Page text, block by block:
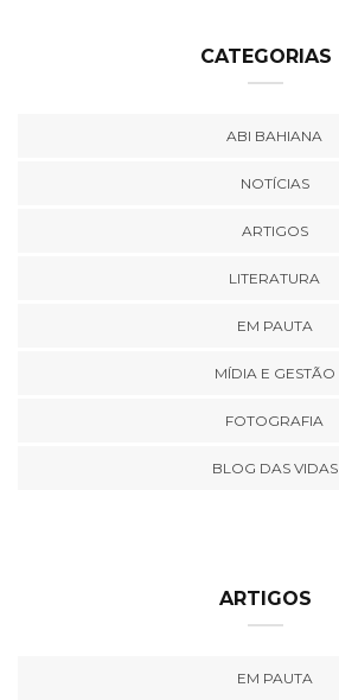
CATEGORIAS
ABI BAHIANA
NOTÍCIAS
ARTIGOS
LITERATURA
EM PAUTA
MÍDIA E GESTÃO
FOTOGRAFIA
BLOG DAS VIDAS
ARTIGOS
EM PAUTA